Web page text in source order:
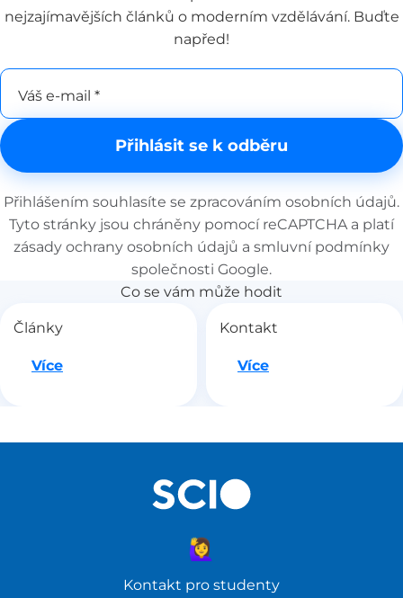
aktuálních dat o průběhu sezony, sociální dostupnosti
zkoušek i zpětné vazbě samotných uchazečů.
nejzajímavějších článků o moderním vzdělávání. Buďte
napřed!
Váš e-mail *
Přihlásit se k odběru
Přihlášením souhlasíte se zpracováním osobních údajů.
Tyto stránky jsou chráněny pomocí reCAPTCHA a platí
zásady ochrany osobních údajů a smluvní podmínky
společnosti Google.
Co se vám může hodit
Články
VíceJdeme na to
Kontakt
VíceJdeme na to
Kontakt pro studenty
🙋‍♀️